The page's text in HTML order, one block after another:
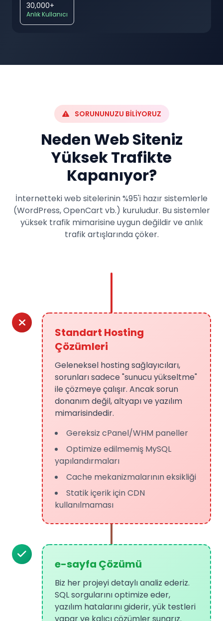
30,000+
Anlık Kullanıcı
SORUNUNUZU BİLİYORUZ
Neden Web Siteniz
Yüksek Trafikte
Kapanıyor?
İnternetteki web sitelerinin %95'i hazır sistemlerle
(WordPress, OpenCart vb.) kuruludur. Bu sistemler
yüksek trafik mimarisine uygun değildir ve anlık
trafik artışlarında çöker.
Standart Hosting
Çözümleri
Geleneksel hosting sağlayıcıları,
sorunları sadece "sunucu yükseltme"
ile çözmeye çalışır. Ancak sorun
donanım değil, altyapı ve yazılım
mimarisindedir.
Gereksiz cPanel/WHM paneller
Optimize edilmemiş MySQL
yapılandırmaları
Cache mekanizmalarının eksikliği
Statik içerik için CDN
kullanılmaması
e-sayfa Çözümü
Biz her projeyi detaylı analiz ederiz.
SQL sorgularını optimize eder,
yazılım hatalarını giderir, yük testleri